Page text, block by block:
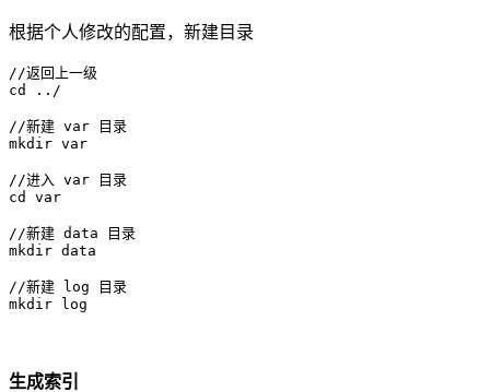
根据个人修改的配置，新建目录
//返回上一级
cd ../
//新建 var 目录
mkdir var
//进入 var 目录
cd var
//新建 data 目录
mkdir data
//新建 log 目录
mkdir log
生成索引